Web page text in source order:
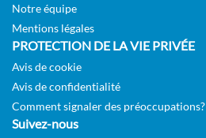
Notre équipe
Mentions légales
PROTECTION DE LA VIE PRIVÉE
Avis de cookie
Avis de confidentialité
Comment signaler des préoccupations?
Suivez-nous